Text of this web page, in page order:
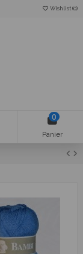
Wishlist (0)
0
Panier